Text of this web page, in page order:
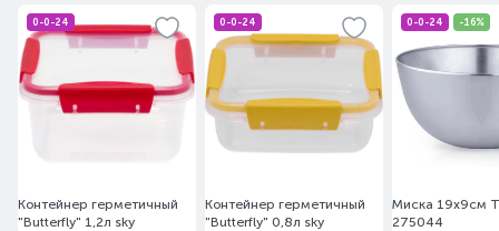
0-0-24
Контейнер герметичный
"Butterfly" 1,2л sky
0-0-24
Контейнер герметичный
"Butterfly" 0,8л sky
0-0-24 -16%
Миска 19х9см
275044